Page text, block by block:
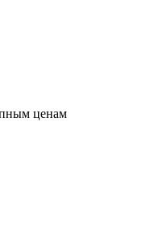
ценам